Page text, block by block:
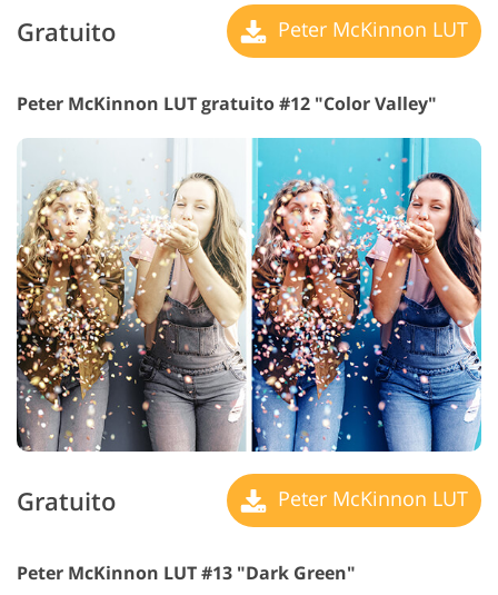
Gratuito Peter McKinnon LUT
Peter McKinnon LUT gratuito #12 "Color Valley"
Gratuito Peter McKinnon LUT
Peter McKinnon LUT #13 "Dark Green"